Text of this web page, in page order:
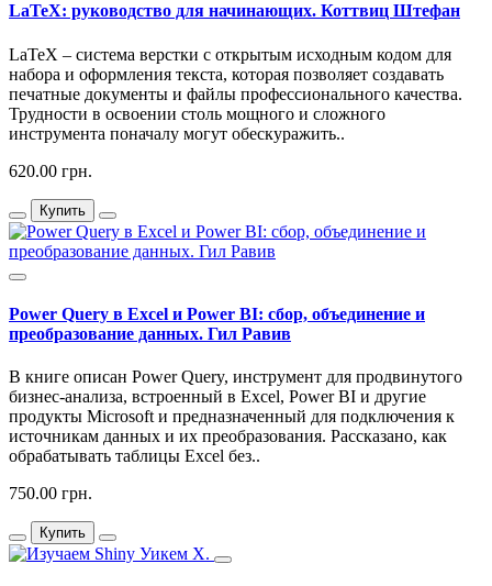
LaTeX: руководство для начинающих. Коттвиц Штефан
LaTeX – система верстки с открытым исходным кодом для
набора и оформления текста, которая позволяет создавать
печатные документы и файлы профессионального качества.
Трудности в освоении столь мощного и сложного
инструмента поначалу могут обескуражить..
620.00 грн.
Купить
Power Query в Excel и Power BI: сбор, объединение и
преобразование данных. Гил Равив
В книге описан Power Query, инструмент для продвинутого
бизнес-анализа, встроенный в Excel, Power BI и другие
продукты Microsoft и предназначенный для подключения к
источникам данных и их преобразования. Рассказано, как
обрабатывать таблицы Excel без..
750.00 грн.
Купить